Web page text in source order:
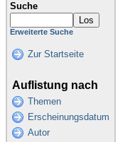
Suche
Erweiterte Suche
Zur Startseite
Auflistung nach
Themen
Erscheinungsdatum
Autor